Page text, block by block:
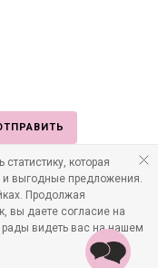
Интернет-магазин
которая
и выгодные предложения.
Продолжая
вы даете согласие на
видеть вас на нашем